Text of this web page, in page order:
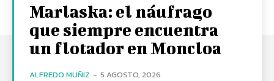
Marlaska: el náufrago
que siempre encuentra
un flotador en Moncloa
ALFREDO MUÑIZ - 5 AGOSTO, 2026